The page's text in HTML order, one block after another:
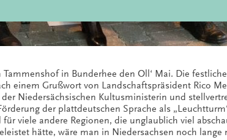
in Bunderhee den Oll‘ Mai. Die
einem Grußwort von Landschaftspräsident Rico
Niedersächsischen Kultusministerin und
der plattdeutschen Sprache als
viele andere Regionen, die unglaublich viel
hätte, wäre man in Niedersachsen noch